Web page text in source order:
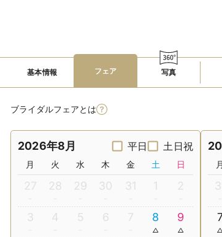
基本情報 フェア 写真
ブライダルフェアとは
2026年8月 平日 土日祝
月 火 水 木 金 土 日
27 28 29 30 31 1 2
3 4 5 6 7 8 9
月